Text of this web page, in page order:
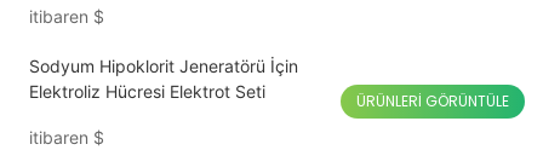
itibaren $
Sodyum Hipoklorit Jeneratörü İçin
Elektroliz Hücresi Elektrot Seti
itibaren $
ÜRÜNLERI GÖRÜNTÜLE